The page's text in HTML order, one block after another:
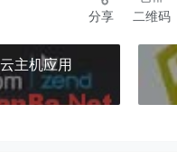
分享 二维码
主机应用